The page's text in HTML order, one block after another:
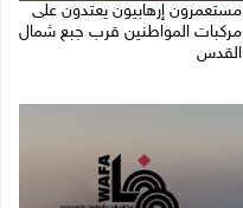
مستعمرون إرهابيون يعتدون على
مركبات المواطنين قرب جبع شمال
القدس